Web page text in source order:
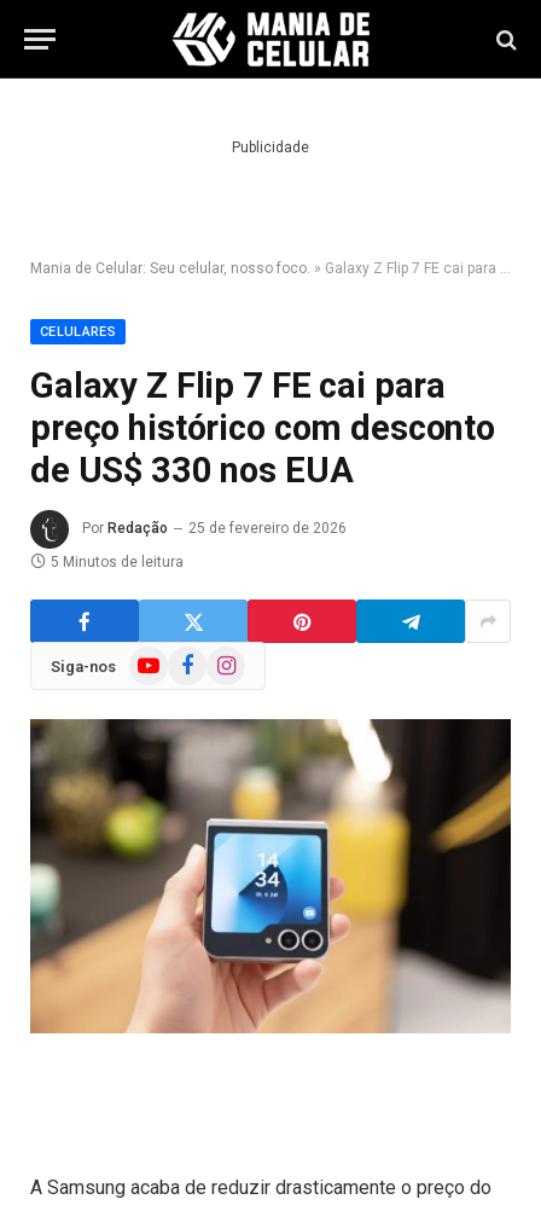
Publicidade
Mania de Celular: Seu celular, nosso foco. » Galaxy Z Flip 7 FE cai para preço histórico com desconto de US$ 330 nos EUA
CELULARES
Galaxy Z Flip 7 FE cai para
preço histórico com desconto
de US$ 330 nos EUA
Por Redação
25 de fevereiro de 2026
5 Minutos de leitura
Siga-nos YouTubeFacebookInstagram
A Samsung acaba de reduzir drasticamente o preço do